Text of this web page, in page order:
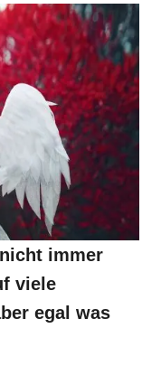
immer
viele
egal was